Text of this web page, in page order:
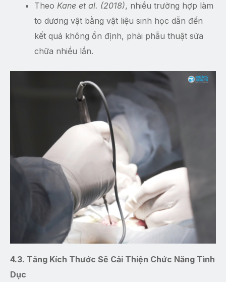
Theo Kane et al. (2018), nhiều trường hợp làm
to dương vật bằng vật liệu sinh học dẫn đến
kết quả không ổn định, phải phẫu thuật sửa
chữa nhiều lần.
4.3. Tăng Kích Thước Sẽ Cải Thiện Chức Năng Tình
Dục